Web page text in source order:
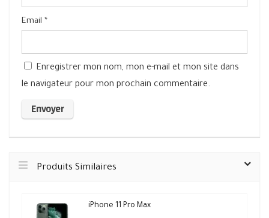
Email *
Enregistrer mon nom, mon e-mail et mon site dans
le navigateur pour mon prochain commentaire.
Produits Similaires
iPhone 11 Pro Max